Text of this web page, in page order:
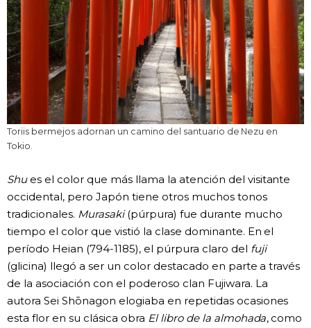
Toriis bermejos adornan un camino del santuario de Nezu en
Tokio.
Shues el color que más llama la atención del visitante
occidental, pero Japón tiene otros muchos tonos
tradicionales. Murasaki(púrpura) fue durante mucho
tiempo el color que vistió la clase dominante. En el
período Heian (794-1185), el púrpura claro del fuji
(glicina) llegó a ser un color destacado en parte a través
de la asociación con el poderoso clan Fujiwara. La
autora Sei Shōnagon elogiaba en repetidas ocasiones
esta flor en su clásica obra El libro de la almohada, como